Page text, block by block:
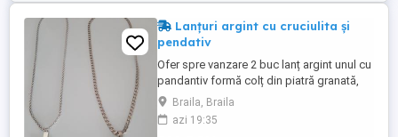
Lanțuri argint cu cruciulita și
pendativ
Ofer spre vanzare 2 buc lanț argint unul cu
pandantiv formă colț din piatră granată,
slefuita manual lungime lanț 53cm Celălalt
cu cruciulită versace vedeți foto... Mai
multe det. tel., nu raspund la mesaje publi,
Braila, Braila
azi 19:35